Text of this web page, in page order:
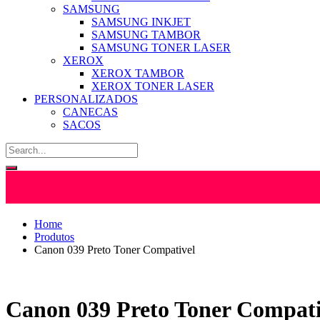
SAMSUNG
SAMSUNG INKJET
SAMSUNG TAMBOR
SAMSUNG TONER LASER
XEROX
XEROX TAMBOR
XEROX TONER LASER
PERSONALIZADOS
CANECAS
SACOS
Home
Produtos
Canon 039 Preto Toner Compativel
Canon 039 Preto Toner